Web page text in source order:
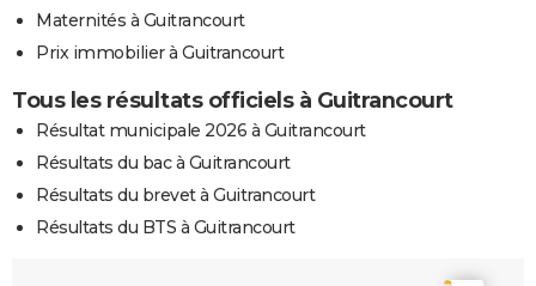
Maternités à Guitrancourt
Prix immobilier à Guitrancourt
Tous les résultats officiels à Guitrancourt
Résultat municipale 2026 à Guitrancourt
Résultats du bac à Guitrancourt
Résultats du brevet à Guitrancourt
Résultats du BTS à Guitrancourt